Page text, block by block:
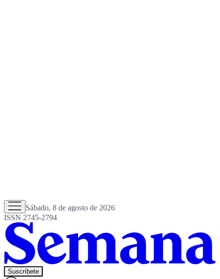
Sábado, 8 de agosto de 2026
ISSN 2745-2794
Suscríbete